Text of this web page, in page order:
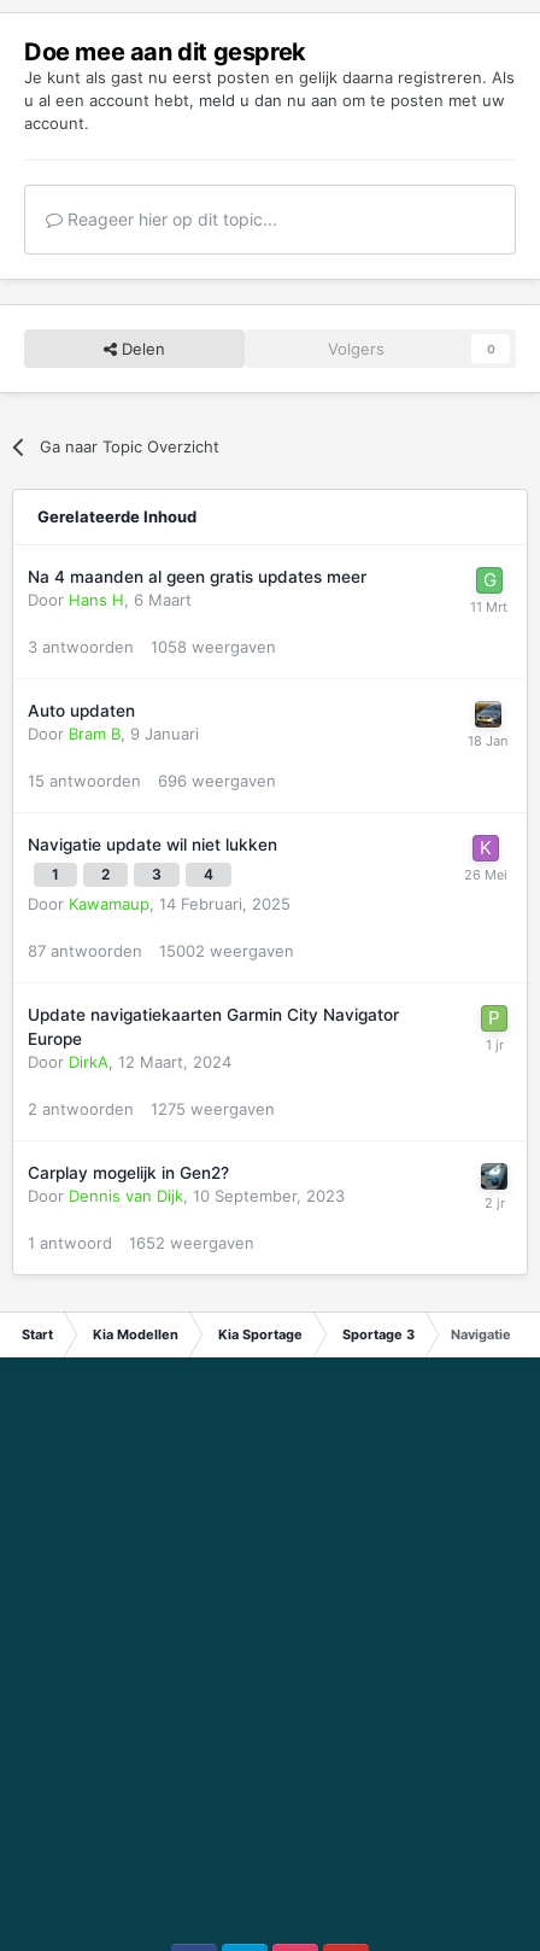
Doe mee aan dit gesprek
Je kunt als gast nu eerst posten en gelijk daarna registreren. Als
u al een account hebt, meld u dan nu aan om te posten met uw
account.
Reageer hier op dit topic...
Delen Volgers 0
Ga naar Topic Overzicht
Gerelateerde Inhoud
Na 4 maanden al geen gratis updates meer
Door Hans H 6 Maart
3 antwoorden 1058 weergaven
Auto updaten
Door Bram B 9 Januari
15 antwoorden 696 weergaven
Navigatie update wil niet lukken
1 2 3 4
Door Kawamaup 14 Februari, 2025
87 antwoorden 15002 weergaven
Update navigatiekaarten Garmin City Navigator
Europe
Door DirkA 12 Maart, 2024
2 antwoorden 1275 weergaven
Carplay mogelijk in Gen2?
Door Dennis van Dijk 10 September, 2023
1 antwoord 1652 weergaven
Start Kia Modellen Kia Sportage Sportage 3 Navigatie